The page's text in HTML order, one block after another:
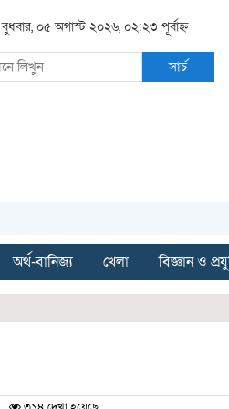
বুধবার, ০৫ অগাস্ট ২০২৬, ০২:২৩ পূর্বাহ্ন
সার্চ
অর্থ-বানিজ্য খেলা বিজ্ঞান ও